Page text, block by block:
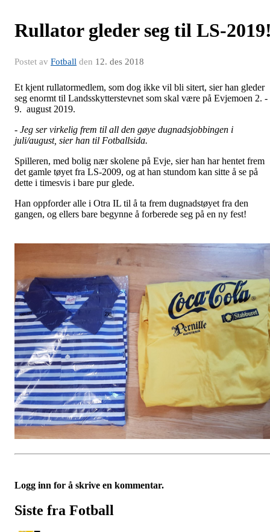
Rullator gleder seg til LS-
Postet av Fotball den 12. des 2018
Et kjent rullatormedlem, som dog ikke vil bli sitert, sier han gleder
seg enormt til Landsskytterstevnet som skal være på Evjemoen 2. -
9. august 2019.
- Jeg ser virkelig frem til all den gøye dugnadsjobbingen i
juli/august, sier han til Fotballsida.
Spilleren, med bolig nær skolene på Evje, sier han har hentet frem
det gamle tøyet fra LS-2009, og at han stundom kan sitte å se på
dette i timesvis i bare pur glede.
Han oppforder alle i Otra IL til å ta frem dugnadstøyet fra den
gangen, og ellers bare begynne å forberede seg på en ny fest!
Logg inn for å skrive en kommentar.
Siste fra Fotball